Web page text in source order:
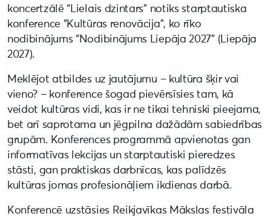
koncertzālē “Lielais dzintars” notiks starptautiska
konference “Kultūras renovācija”, ko rīko
nodibinājums “Nodibinājums Liepāja 2027” (Liepāja
2027).
Meklējot atbildes uz jautājumu – kultūra šķir vai
vieno? – konference šogad pievērsīsies tam, kā
veidot kultūras vidi, kas ir ne tikai tehniski pieejama,
bet arī saprotama un jēgpilna dažādām sabiedrības
grupām. Konferences programmā apvienotas gan
informatīvas lekcijas un starptautiski pieredzes
stāsti, gan praktiskas darbnīcas, kas palīdzēs
kultūras jomas profesionāļiem ikdienas darbā.
Konferencē uzstāsies Reikjavīkas Mākslas festivāla